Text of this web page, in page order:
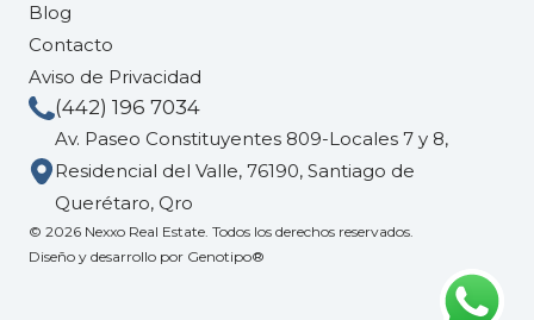
Blog
Contacto
Aviso de Privacidad
(442) 196 7034
Av. Paseo Constituyentes 809-Locales 7 y 8,
Residencial del Valle, 76190, Santiago de
Querétaro, Qro
© 2026 Nexxo Real Estate. Todos los derechos reservados.
Diseño y desarrollo por Genotipo®